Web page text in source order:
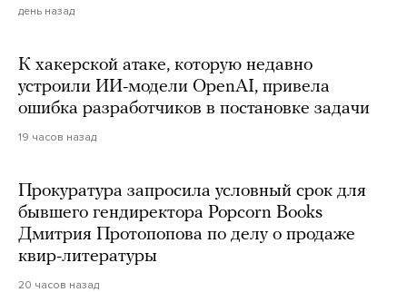
день назад
К хакерской атаке, которую недавно
устроили ИИ-модели OpenAI, привела
ошибка разработчиков в постановке задачи
19 часов назад
Прокуратура запросила условный срок для
бывшего гендиректора Popcorn Books
Дмитрия Протопопова по делу о продаже
квир-литературы
20 часов назад